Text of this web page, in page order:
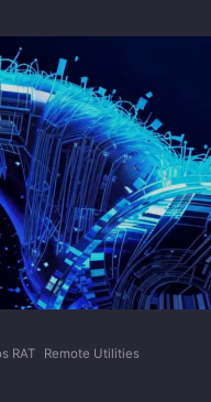
RAT Remote Utilities